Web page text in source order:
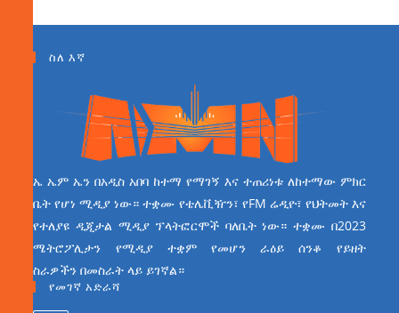
ስለ እኛ
ኤ ኤም ኤን በአዲስ አበባ ከተማ የማገኝ እና ተጠሪነቱ ለከተማው ምክር
ቤት የሆነ ሚዲያ ነው። ተቋሙ የቴሌቪዥን፣ የFM ሬዲዮ፣ የህትመት እና
የተለያዩ ዲጂታል ሚዲያ ፕላትፎርሞች ባለቤት ነው። ተቋሙ በ2023
ሜትሮፖሊታን የሚዲያ ተቋም የመሆን ራዕይ ሰንቆ የይዘት
ስራዎችን በመስራት ላይ ይገኛል።
የመገኛ አድራሻ